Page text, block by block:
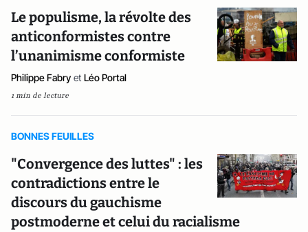
Le populisme, la révolte des
anticonformistes contre
l’unanimisme conformiste
Philippe Fabry et Léo Portal
1 min de lecture
BONNES FEUILLES
"Convergence des luttes" : les
contradictions entre le
discours du gauchisme
postmoderne et celui du racialisme